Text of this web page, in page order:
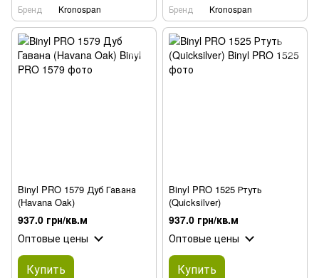
Бренд
Kronospan
Бренд
Kronospan
Binyl PRO 1579 Дуб Гавана
(Havana Oak)
937.0 грн/кв.м
Оптовые цены
Купить
Binyl PRO 1525 Ртуть
(Quicksilver)
937.0 грн/кв.м
Оптовые цены
Купить